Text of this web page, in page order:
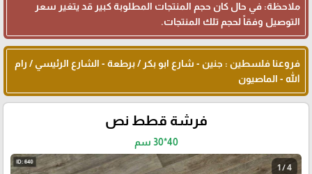
ملاحظة: في حال كان حجم المنتجات المطلوبة كبير قد يتغير سعر
التوصيل وفقاً لحجم تلك المنتجات.
فروعنا فلسطين : جنين - شارع ابو بكر / برطعة - الشارع الرئيسي / رام
الله - الماصيون
فرشة قطط نص
40*30 سم
1 / 4